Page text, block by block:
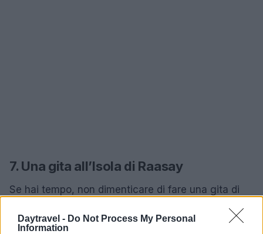
Daytravel - Do Not Process My Personal
Information
7. Una gita all’Isola di Raasay
Se hai tempo, non dimenticare di fare una gita di
un giorno all’Isola di Raasay. Facile da esplorare,
questa piccola isola offre panorami incredibili e la